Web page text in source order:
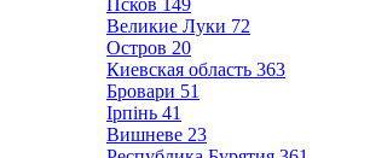
Псков 149
Великие Луки 72
Остров 20
Киевская область 363
Бровари 51
Ірпінь 41
Вишневе 23